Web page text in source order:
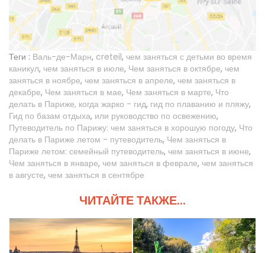
Теги : Валь-де-Марн, creteil, чем заняться с детьми во время
каникул, чем заняться в июле, Чем заняться в октябре, чем
заняться в ноябре, чем заняться в апреле, чем заняться в
декабре, Чем заняться в мае, Чем заняться в марте, Что
делать в Париже, когда жарко - гид, гид по плаванию и пляжу,
Гид по базам отдыха, или руководство по освежению,
Путеводитель по Парижу: чем заняться в хорошую погоду, Что
делать в Париже летом - путеводитель, Чем заняться в
Париже летом: семейный путеводитель, чем заняться в июне,
Чем заняться в январе, чем заняться в феврале, чем заняться
в августе, чем заняться в сентябре
ЧИТАЙТЕ ТАКЖЕ...